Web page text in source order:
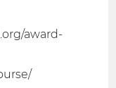
award-